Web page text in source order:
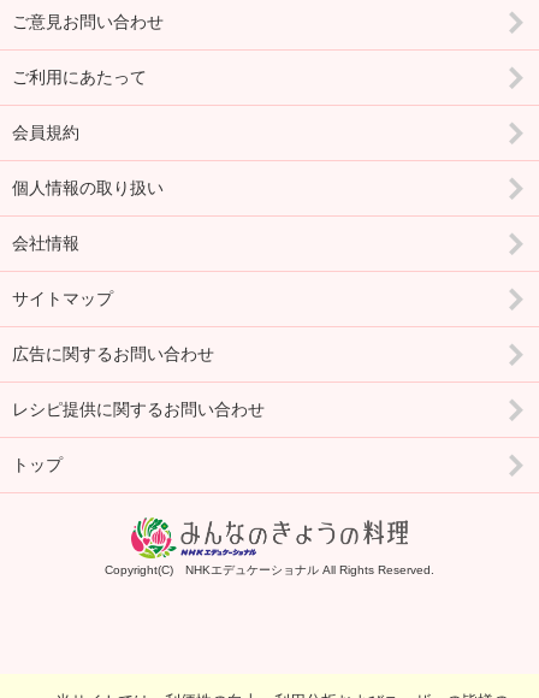
ご意見お問い合わせ
ご利用にあたって
会員規約
個人情報の取り扱い
会社情報
サイトマップ
広告に関するお問い合わせ
レシピ提供に関するお問い合わせ
トップ
Copyright(C) NHKエデュケーショナル All Rights Reserved.